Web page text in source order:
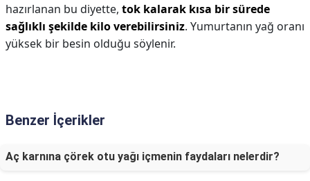
hazırlanan bu diyette, tok kalarak kısa bir sürede
sağlıklı şekilde kilo verebilirsiniz. Yumurtanın yağ oranı
yüksek bir besin olduğu söylenir.
Benzer İçerikler
Aç karnına çörek otu yağı içmenin faydaları nelerdir?